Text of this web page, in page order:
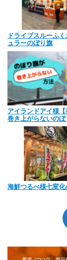
ドライブスルーふ
ュラーのぼり旗
アイランドアイ様
巻き上がらないの
海鮮つるべ様七変